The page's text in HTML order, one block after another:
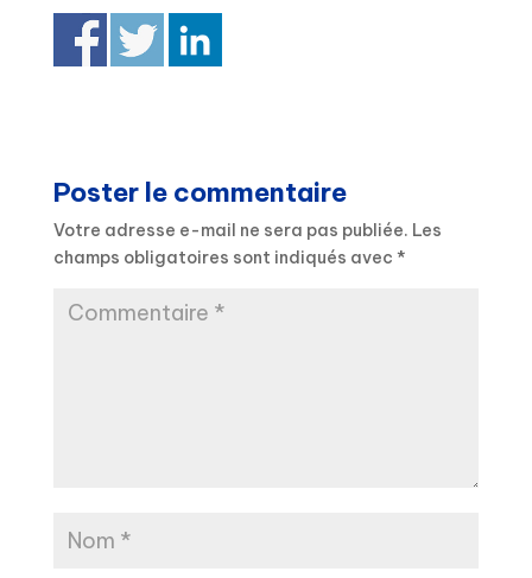
Poster le commentaire
Votre adresse e-mail ne sera pas publiée. Les
champs obligatoires sont indiqués avec *